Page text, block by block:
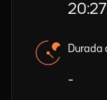
Durada
-